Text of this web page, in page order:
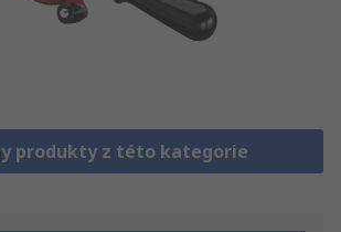
produkty z této kategorie